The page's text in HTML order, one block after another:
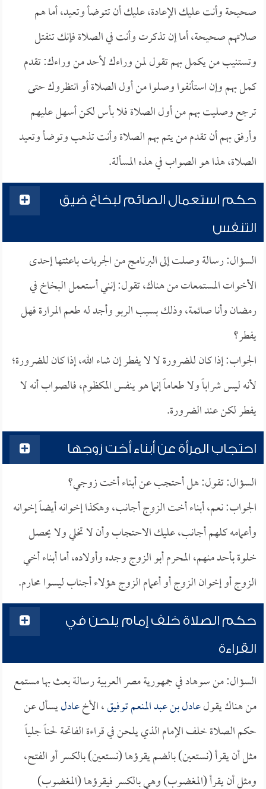
صحيحة وأنت عليك الإعادة، عليك أن تتوضأ وتعيد، أما هم
صلاتهم صحيحة، أما إن تذكرت وأنت في الصلاة فإنك تنفتل
وتستنيب من يكمل بهم تقول لمن وراءك لأحد من وراءك: تقدم
كمل بهم وإن استأنفوا وصلوا من أول الصلاة أو انتظروك حتى
ترجع وصليت بهم من أول الصلاة فلا بأس لكن أسهل عليهم
وأرفق بهم أن تقدم من يتم بهم الصلاة وأنت تذهب وتوضأ وتعيد
الصلاة، هذا هو الصواب في هذه المسألة.
حكم استعمال الصائم لبخاخ ضيق
التنفس
السؤال: رسالة وصلت إلى البرنامج من الجريات باعثتها إحدى
الأخوات المستمعات من هناك، تقول: إنني أستعمل البخاخ في
رمضان وأنا صائمة، وذلك بسبب الربو وأجد له طعم المرارة فهل
يفطر؟
الجواب: إذا كان للضرورة لا لا يفطر إن شاء الله، إذا كان للضرورة؛
لأنه ليس شراباً ولا طعاماً إنما هو ينفس المكظوم، فالصواب أنه لا
يفطر لكن عند الضرورة.
احتجاب المرأة عن أبناء أخت زوجها
السؤال: تقول: هل أحتجب عن أبناء أخت زوجي؟
الجواب: نعم، أبناء أخت الزوج أجانب، وهكذا إخوانه أيضاً إخوانه
وأعمامه كلهم أجانب، عليك الاحتجاب وأن لا تخلي ولا يحصل
خلوة بأحد منهم، المحرم أبو الزوج وجده وأولاده، أما أبناء أخي
الزوج أو إخوان الزوج أو أعمام الزوج هؤلاء أجناب ليسوا محارم.
حكم الصلاة خلف إمام يلحن في
القراءة
السؤال: من سوهاد في جمهورية مصر العربية رسالة بعث بها مستمع
من هناك يقولعادل بن عبد المنعم توفيق، الأخعادليسأل عن
حكم الصلاة خلف الإمام الذي يلحن في قراءة الفاتحة لحناً جلياً
مثل أن يقرأ (نستعين) بالضم يقرؤها (نستعين) بالكسر أو الفتح،
ومثل أن يقرأ (المغضوب) وهي بالكسر فيقرؤها (المغضوب)